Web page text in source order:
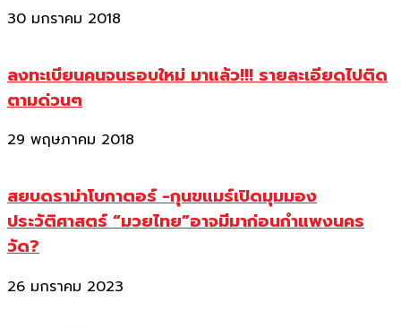
30 มกราคม 2018
ลงทะเบียนคนจนรอบใหม่ มาแล้ว!!! รายละเอียดไปติด
ตามด่วนๆ
29 พฤษภาคม 2018
สยบดราม่าโบกาตอร์ -กุนขแมร์เปิดมุมมอง
ประวัติศาสตร์ “มวยไทย”อาจมีมาก่อนกำแพงนคร
วัด?
26 มกราคม 2023